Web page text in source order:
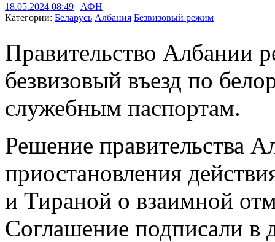
18.05.2024 08:49 | АФН
Категории: Беларусь Албания Безвизовый режим
Правительство Албании
безвизовый въезд по
служебным паспортам.
Решение правительства
приостановления
и Тираной о взаимной
Соглашение подписали в